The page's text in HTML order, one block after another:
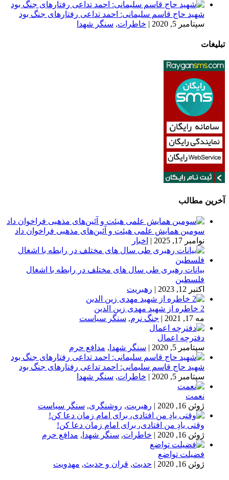
شهید حاج قاسم سلیمانی: احمد تداعی رفتارهای جنگ بود
سپتامبر 5, 2020
| خاطرات, سنگر شهدا
تبلیغات
آخرین مطالب
سومین همایش علمی هیئت و آئین‌های مذهبی فراخوان داد
نوامبر 17, 2025
| اخبار
بیانات رهبری طی سال های مختلف در رابطه با اشغال
فلسطین
اکتبر 12, 2023
| رهبریت
2 خاطره از شهید مهدی زین الدین
مه 17, 2021
| جنگ نرم, سنگر سیاست
دفترچه اعمال
سپتامبر 5, 2020
| سنگر شهدا , مدافع حرم
شهید حاج قاسم سلیمانی: احمد تداعی رفتارهای جنگ بود
سپتامبر 5, 2020
| خاطرات, سنگر شهدا
نعمت
ژوئن 16, 2020
| رهبریت, روشنگری, سنگر سیاست
وقتی یادِ من افتادی، برای امام زمان دعا کن!
ژوئن 16, 2020
| خاطرات, سنگر شهدا , مدافع حرم
فضیلت تواضع
ژوئن 16, 2020
| حدیث, قران و حدیث, مهدویت